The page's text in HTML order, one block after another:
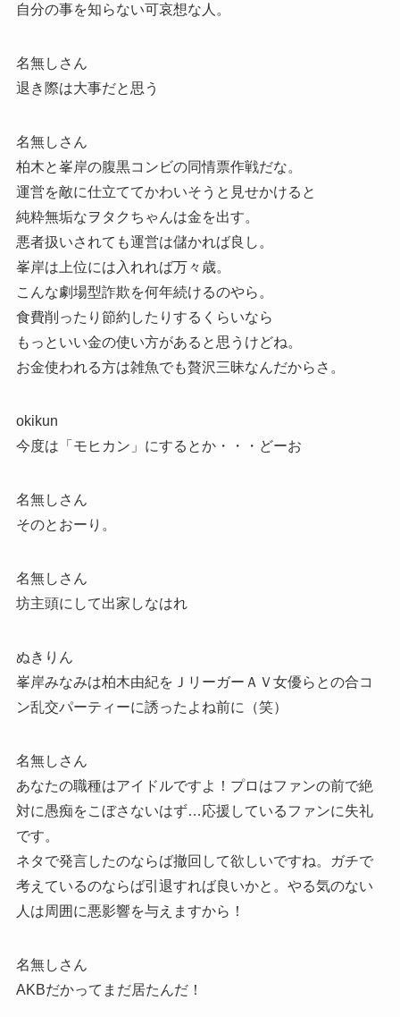
自分の事を知らない可哀想な人。
名無しさん
退き際は大事だと思う
名無しさん
柏木と峯岸の腹黒コンビの同情票作戦だな。
運営を敵に仕立ててかわいそうと見せかけると
純粋無垢なヲタクちゃんは金を出す。
悪者扱いされても運営は儲かれば良し。
峯岸は上位には入れれば万々歳。
こんな劇場型詐欺を何年続けるのやら。
食費削ったり節約したりするくらいなら
もっといい金の使い方があると思うけどね。
お金使われる方は雑魚でも贅沢三昧なんだからさ。
okikun
今度は「モヒカン」にするとか・・・どーお
名無しさん
そのとおーり。
名無しさん
坊主頭にして出家しなはれ
ぬきりん
峯岸みなみは柏木由紀をＪリーガーＡＶ女優らとの合コ
ン乱交パーティーに誘ったよね前に（笑）
名無しさん
あなたの職種はアイドルですよ！プロはファンの前で絶
対に愚痴をこぼさないはず…応援しているファンに失礼
です。
ネタで発言したのならば撤回して欲しいですね。ガチで
考えているのならば引退すれば良いかと。やる気のない
人は周囲に悪影響を与えますから！
名無しさん
AKBだかってまだ居たんだ！